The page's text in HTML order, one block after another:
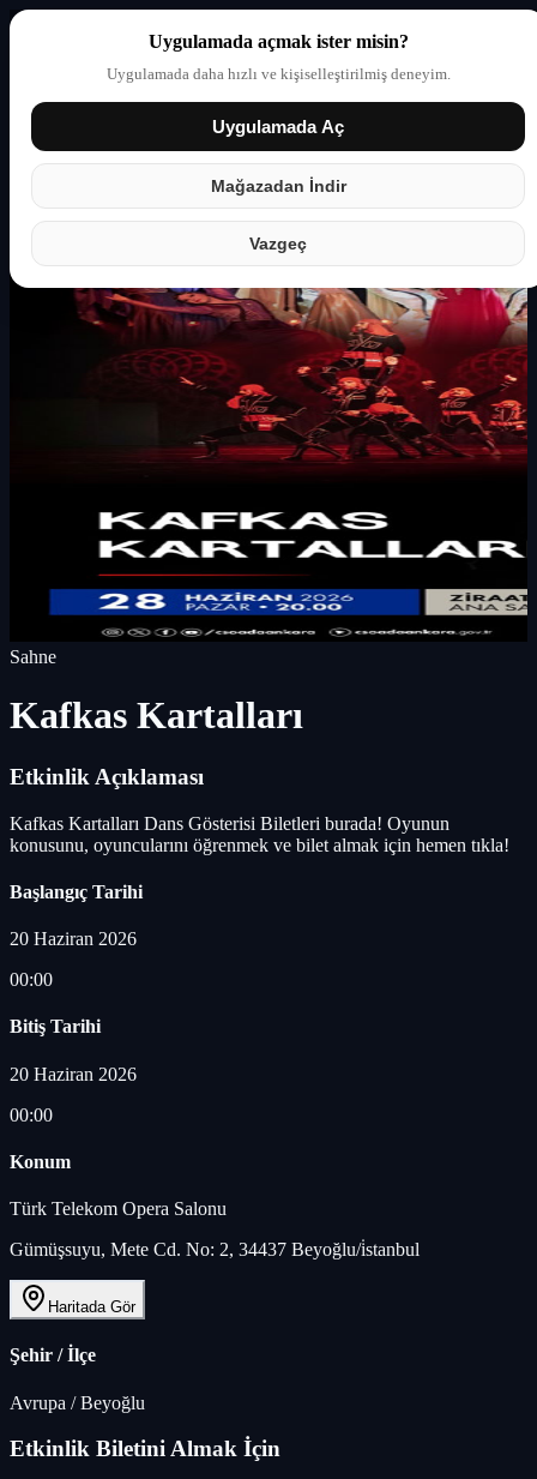
Uygulamada açmak ister misin?
Uygulamada daha hızlı ve kişiselleştirilmiş deneyim.
Uygulamada Aç
Mağazadan İndir
Vazgeç
Giriş yap Partner
Sahne
Kafkas Kartalları
Etkinlik Açıklaması
Kafkas Kartalları Dans Gösterisi Biletleri burada! Oyunun
konusunu, oyuncularını öğrenmek ve bilet almak için hemen tıkla!
Başlangıç Tarihi
20 Haziran 2026
00:00
Bitiş Tarihi
20 Haziran 2026
00:00
Konum
Türk Telekom Opera Salonu
Gümüşsuyu, Mete Cd. No: 2, 34437 Beyoğlu/i̇stanbul
Haritada Gör
Şehir / İlçe
Avrupa /Beyoğlu
Etkinlik Biletini Almak İçin